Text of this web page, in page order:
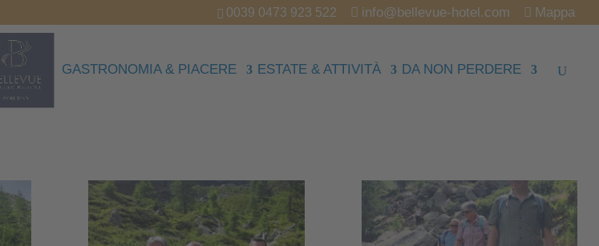
0039 0473 923 522 info@bellevue-hotel.com Mappa
GASTRONOMIA & PIACERE ESTATE & ATTIVITÀ DA NON PERDERE